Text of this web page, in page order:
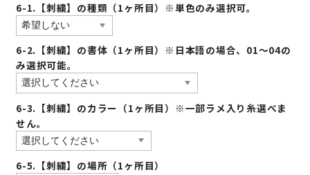
6-1.【刺繍】の種類（1ヶ所目）※単色のみ選択可。
6-2.【刺繍】の書体（1ヶ所目）※日本語の場合、01〜04の
み選択可能。
6-3.【刺繍】のカラー（1ヶ所目）※一部ラメ入り糸選べま
せん。
6-5.【刺繍】の場所（1ヶ所目）